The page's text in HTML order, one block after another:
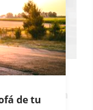
carné de
en
de tu